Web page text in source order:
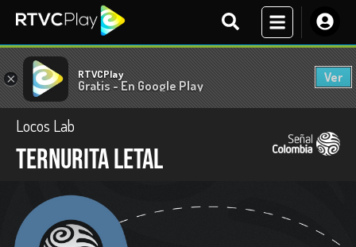
× RTVCPlay
Gratis - En Google Play
Ver
Locos Lab
Ternurita Letal